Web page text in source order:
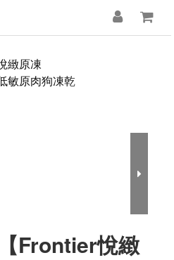
緻原凍
敏原肉狗凍乾
Frontier悅緻